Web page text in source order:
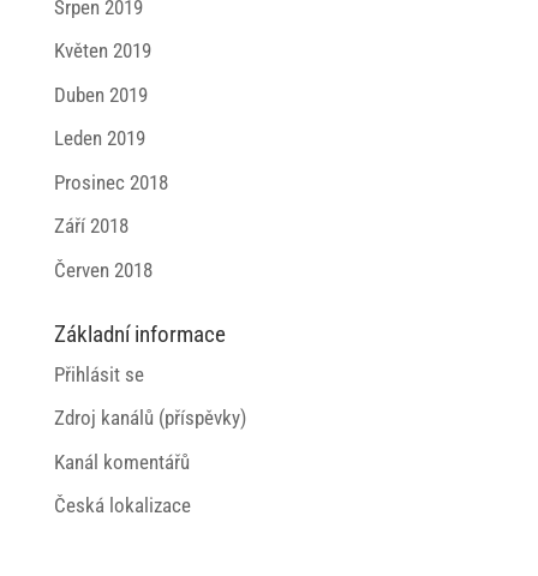
Srpen 2019
Květen 2019
Duben 2019
Leden 2019
Prosinec 2018
Září 2018
Červen 2018
Základní informace
Přihlásit se
Zdroj kanálů (příspěvky)
Kanál komentářů
Česká lokalizace